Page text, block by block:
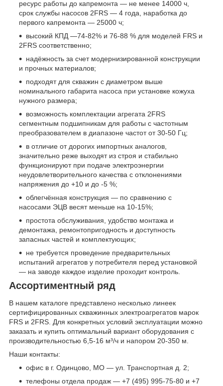
ресурс работы до капремонта — не менее 14000 ч,
срок службы насосов 2FRS — 4 года, наработка до
первого капремонта — 25000 ч;
высокий КПД —74-82% и 76-88 % для моделей FRS и
2FRS соответственно;
надёжность за счет модернизированной конструкции
и прочных материалов;
подходят для скважин с диаметром выше
номинального габарита насоса при установке кожуха
нужного размера;
возможность комплектации агрегата 2FRS
сегментным подшипникам для работы с частотным
преобразователем в диапазоне частот от 30-50 Гц;
в отличие от дорогих импортных аналогов,
значительно реже выходят из строя и стабильно
функционируют при подаче электроэнергии
неудовлетворительного качества с отклонениями
напряжения до +10 и до -5 %;
облегчённая конструкция — по сравнению с
насосами ЭЦВ весят меньше на 10-15%;
простота обслуживания, удобство монтажа и
демонтажа, ремонтопригодность и доступность
запасных частей и комплектующих;
не требуется проведение предварительных
испытаний агрегатов у потребителя перед установкой
— на заводе каждое изделие проходит контроль.
Ассортиментный ряд
В нашем каталоге представлено несколько линеек
сертифицированных скважинных электроагрегатов марок
FRS и 2FRS. Для конкретных условий эксплуатации можно
заказать и купить оптимальный вариант оборудования с
производительностью 6,5-16 м³/ч и напором 20-350 м.
Наши контакты:
офис в г. Одинцово, МО — ул. Транспортная д. 2;
телефоны отдела продаж — +7 (495) 995-75-80 и +7